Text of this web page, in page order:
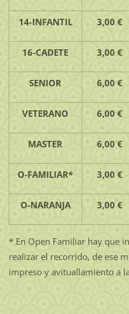
14-INFANTIL 3,00 €
16-CADETE 3,00 €
SENIOR 6,00 €
VETERANO 6,00 €
MASTER 6,00 €
O-FAMILIAR* 3,00 €
O-NARANJA 3,00 €
* En Open Familiar hay que
realizar el recorrido, de ese
impreso y avituallamiento a